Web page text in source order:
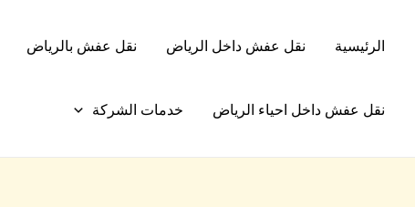
الرئيسية نقل عفش داخل الرياض نقل عفش بالرياض
نقل عفش داخل احياء الرياض خدمات الشركة